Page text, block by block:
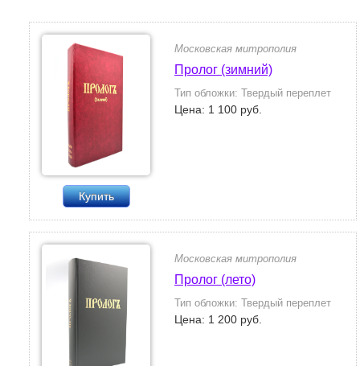
Купить
Московская митрополия
Пролог (зимний)
Тип обложки: Твердый переплет
Цена: 1 100 руб.
Московская митрополия
Пролог (лето)
Тип обложки: Твердый переплет
Цена: 1 200 руб.